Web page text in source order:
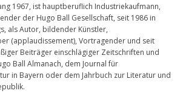
1967, ist hauptberuflich Industriekaufmann,
der Hugo Ball Gesellschaft, seit 1986 in
als Autor, bildender Künstler,
(applaudissement), Vortragender und seit
Beiträger einschlägiger Zeitschriften und
Ball Almanach, dem Journal für
in Bayern oder dem Jahrbuch zur Literatur und